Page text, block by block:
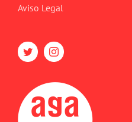
Aviso Legal